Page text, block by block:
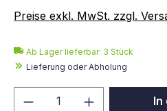
Preise exkl. MwSt. zzgl.
Ab Lager lieferbar: 3 Stück
Lieferung oder Abholung
Produkt Anzahl: In